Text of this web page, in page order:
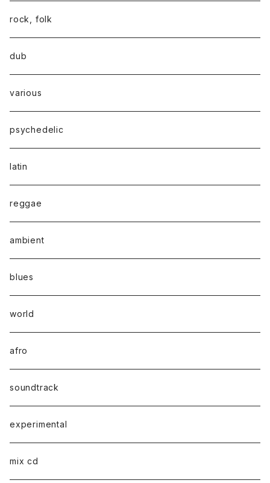
rock, folk
dub
various
psychedelic
latin
reggae
ambient
blues
world
afro
soundtrack
experimental
mix cd